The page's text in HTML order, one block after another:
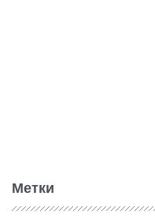
Метки